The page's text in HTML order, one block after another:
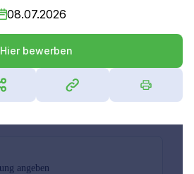
08.07.2026
Hier bewerben